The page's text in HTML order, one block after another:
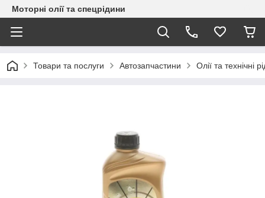
Моторні олії та спецрідини
Товари та послуги Автозапчастини Олії та технічні